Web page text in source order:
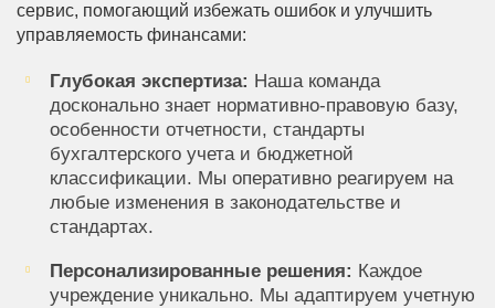
сервис, помогающий избежать ошибок и улучшить
управляемость финансами:
Глубокая экспертиза: Наша команда
досконально знает нормативно-правовую базу,
особенности отчетности, стандарты
бухгалтерского учета и бюджетной
классификации. Мы оперативно реагируем на
любые изменения в законодательстве и
стандартах.
Персонализированные решения: Каждое
учреждение уникально. Мы адаптируем учетную